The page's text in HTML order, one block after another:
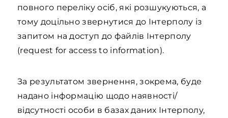
повного переліку осіб, які розшукуються, а
тому доцільно звернутися до Інтерполу із
запитом на доступ до файлів Інтерполу
(request for access to information).
За результатом звернення, зокрема, буде
надано інформацію щодо наявності/
відсутності особи в базах даних Інтерполу,